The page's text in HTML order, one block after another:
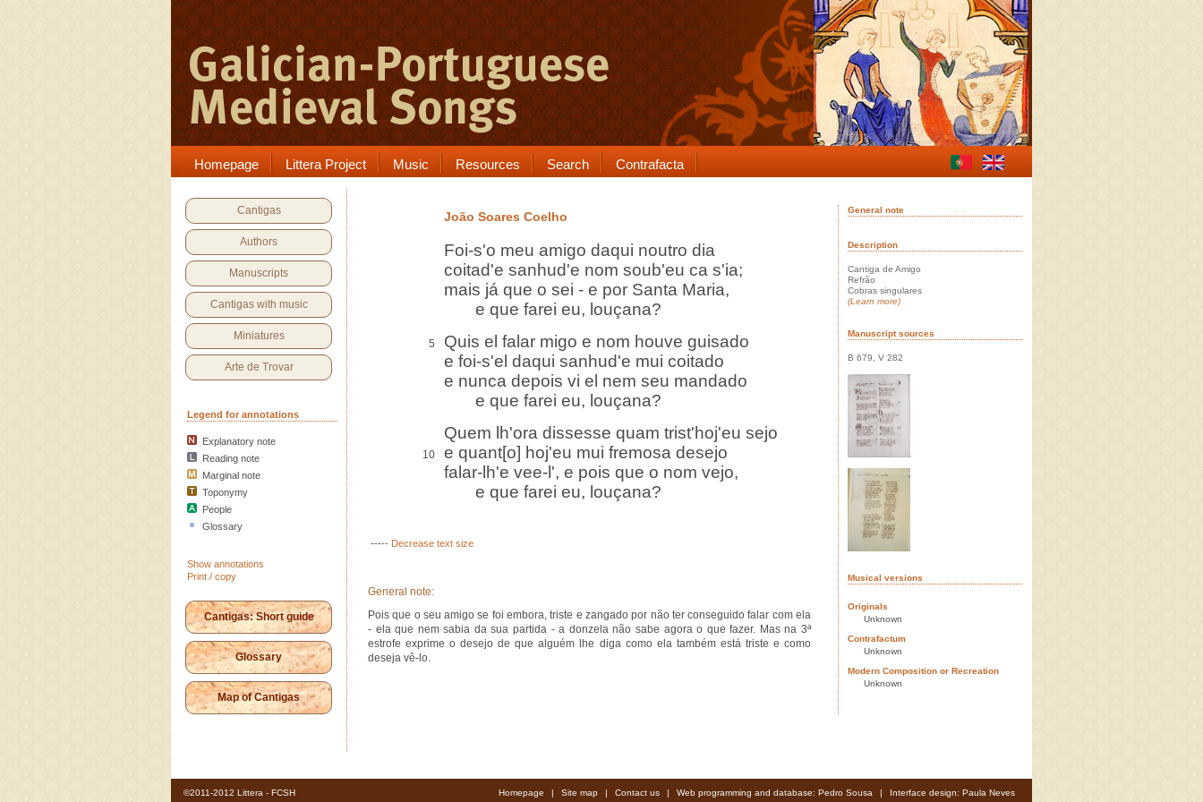
Homepage Littera Project Music Resources Search Contrafacta
Cantigas
Authors
Manuscripts
Cantigas with music
Miniatures
Arte de Trovar
Legend for annotations
Explanatory note
Reading note
Marginal note
Toponymy
People
Glossary
Show annotations
Print / copy
Cantigas: Short guide
Glossary
Map of Cantigas
João Soares Coelho
Foi-s'o meu amigo daqui noutro dia
coitad'e sanhud'e nom soub'eu ca s'ia;
mais já que o sei - e por Santa Maria,
e que farei eu, louçana?
5
Quis el falar migo e nom houve guisado
e foi-s'el daqui sanhud'e mui coitado
e nunca depois vi el nem seu mandado
e que farei eu, louçana?
Quem lh'ora dissesse quam trist'hoj'eu sejo
10
e quant[o] hoj'eu mui fremosa desejo
falar-lh'e vee-l', e pois que o nom vejo,
e que farei eu, louçana?
----- Decrease text size
General note:
Pois que o seu amigo se foi embora, triste e zangado por não ter conseguido falar com ela
- ela que nem sabia da sua partida - a donzela não sabe agora o que fazer. Mas na 3ª
estrofe exprime o desejo de que alguém lhe diga como ela também está triste e como
deseja vê-lo.
General note
Description
Cantiga de Amigo
Refrão
Cobras singulares
(Learn more)
Manuscript sources
B 679, V 282
Musical versions
Originals
Unknown
Contrafactum
Unknown
Modern Composition or Recreation
Unknown
©2011-2012 Littera - FCSH Homepage | Site map | Contact us | Web programming and database: Pedro Sousa | Interface design: Paula Neves